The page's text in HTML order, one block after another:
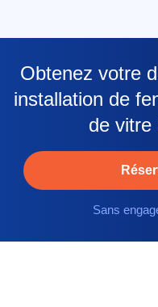
Obtenez votre
installation de
de vitre
Sans